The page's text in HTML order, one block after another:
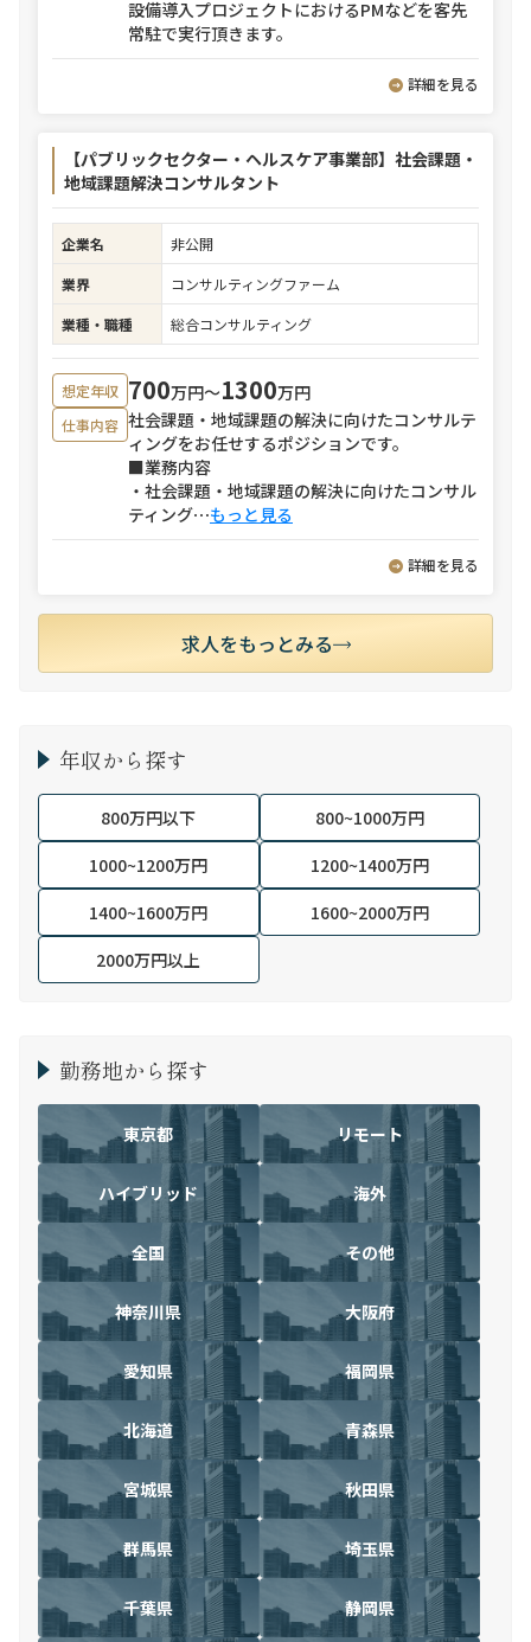
設備導入プロジェクトにおけるPMなどを客先
常駐で実行頂きます。
詳細を見る
【パブリックセクター・ヘルスケア事業部】社会課題・
地域課題解決コンサルタント
企業名
非公開
業界
コンサルティングファーム
業種・職種
総合コンサルティング
想定年収 700万円〜1300万円
仕事内容 社会課題・地域課題の解決に向けたコンサルテ
ィングをお任せするポジションです。
■業務内容
・社会課題・地域課題の解決に向けたコンサル
ティング⋯もっと見る
詳細を見る
求人をもっとみる
年収から探す
800万円以下
800~1000万円
1000~1200万円
1200~1400万円
1400~1600万円
1600~2000万円
2000万円以上
勤務地から探す
東京都 リモート
ハイブリッド 海外
全国 その他
神奈川県 大阪府
愛知県 福岡県
北海道 青森県
宮城県 秋田県
群馬県 埼玉県
千葉県 静岡県